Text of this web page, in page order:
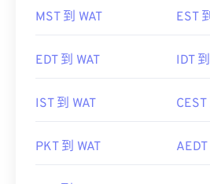
MST 到 WAT EST
EDT 到 WAT IDT
IST 到 WAT CEST
PKT 到 WAT